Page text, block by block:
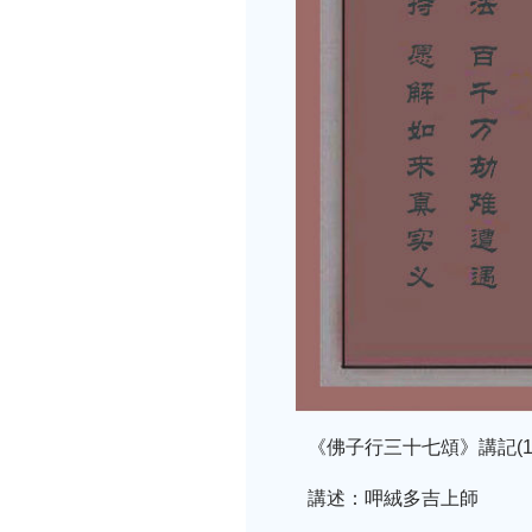
《佛子行三十七頌》講記
講述：呷絨多吉上師